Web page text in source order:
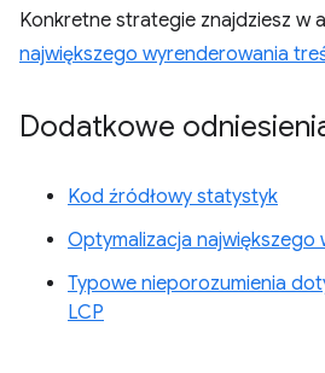
Konkretne strategie znajdziesz w
największego wyrenderowania
Dodatkowe
Kod źródłowy statystyk
Optymalizacja
Typowe nieporozumienia
LCP